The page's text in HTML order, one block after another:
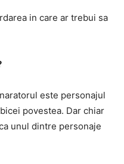
in care ar trebui sa
naratorul este personajul
povestea. Dar chiar
unul dintre personaje